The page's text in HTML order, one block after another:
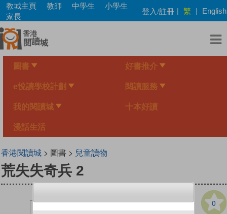
Skip
main
content
教城主頁 教師 中學生
小學生
家長
登入/註冊 | 繁 | English
圖書 好書推介
e悅讀學校計劃 閱讀服務
我的閱讀城 十本好讀
漫話生活
香港閱讀城> 圖書 > 兒童讀物
荒失失奇兵 2
0